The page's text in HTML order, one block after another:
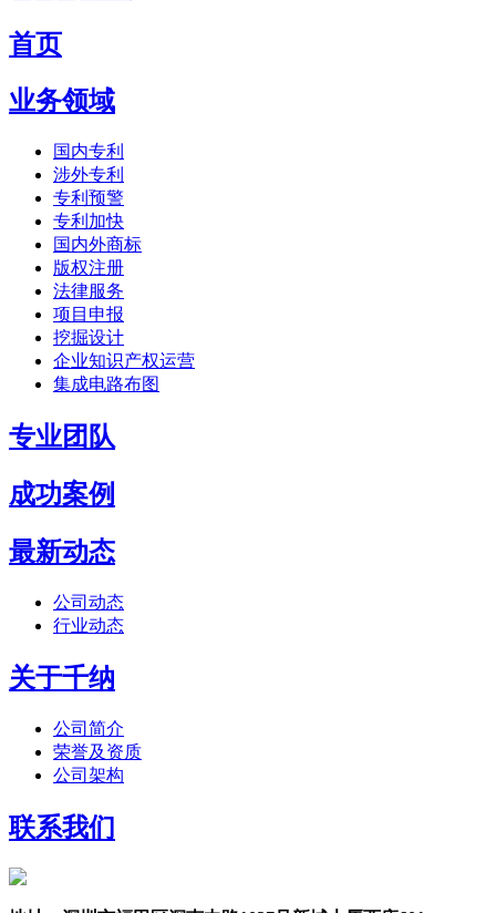
首页
业务领域
国内专利
涉外专利
专利预警
专利加快
国内外商标
版权注册
法律服务
项目申报
挖掘设计
企业知识产权运营
集成电路布图
专业团队
成功案例
最新动态
公司动态
行业动态
关于千纳
公司简介
荣誉及资质
公司架构
联系我们